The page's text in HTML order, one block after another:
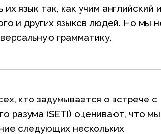
язык так, как учим английский
и других языков людей. Но мы
грамматику.
кто задумывается о встрече с
разума (SETI) оценивают, что мы
следующих нескольких